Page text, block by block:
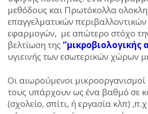
μεθόδους και Πρωτόκολλα
επαγγελματικών
εφαρμογών, με απώτερο στόχο
βελτίωση της ‘’μικροβιολογικής
υγιεινής των εσωτερικών χώρων
Οι αιωρούμενοι
τους υπάρχουν ως ένα βαθμό σε
(σχολείο, σπίτι, ή εργασία κλπ)